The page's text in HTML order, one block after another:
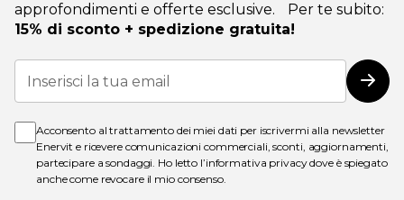
approfondimenti e offerte esclusive. Per te subito:
15% di sconto + spedizione gratuita!
Iscriviti
alla
nostra
Acconsento al trattamento dei miei dati per iscrivermi alla newsletter
Enervit e ricevere comunicazioni commerciali, sconti, aggiornamenti,
partecipare a sondaggi. Ho letto l’informativa privacydove è spiegato
anche come revocare il mio consenso.